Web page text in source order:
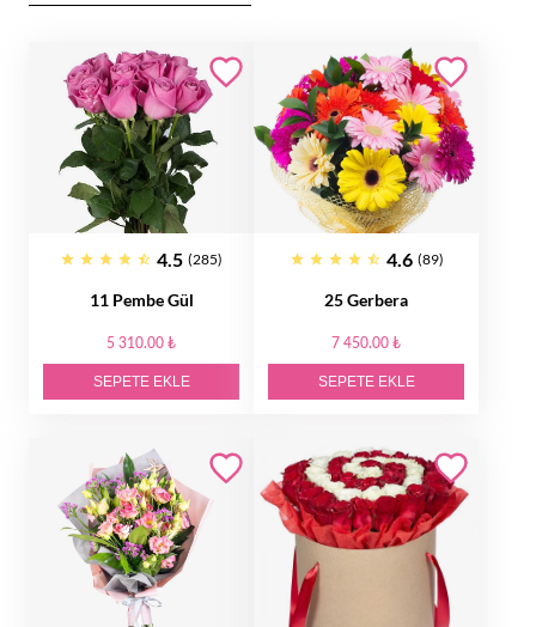
4.5 (285)
11 Pembe Gül
5 310.00 ₺
SEPETE EKLE
4.6 (89)
25 Gerbera
7 450.00 ₺
SEPETE EKLE